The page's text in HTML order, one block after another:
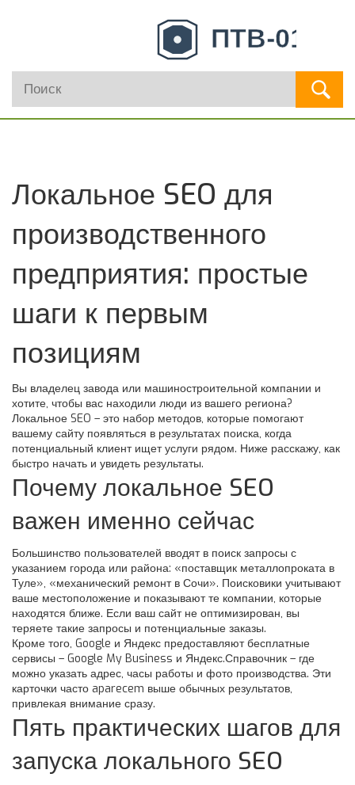
Локальное SEO для
производственного
предприятия: простые
шаги к первым
позициям
Вы владелец завода или машиностроительной компании и
хотите, чтобы вас находили люди из вашего региона?
Локальное SEO – это набор методов, которые помогают
вашему сайту появляться в результатах поиска, когда
потенциальный клиент ищет услуги рядом. Ниже расскажу, как
быстро начать и увидеть результаты.
Почему локальное SEO
важен именно сейчас
Большинство пользователей вводят в поиск запросы с
указанием города или района: «поставщик металлопроката в
Туле», «механический ремонт в Сочи». Поисковики учитывают
ваше местоположение и показывают те компании, которые
находятся ближе. Если ваш сайт не оптимизирован, вы
теряете такие запросы и потенциальные заказы.
Кроме того, Google и Яндекс предоставляют бесплатные
сервисы – Google My Business и Яндекс.Справочник – где
можно указать адрес, часы работы и фото производства. Эти
карточки часто aparecem выше обычных результатов,
привлекая внимание сразу.
Пять практических шагов для
запуска локального SEO